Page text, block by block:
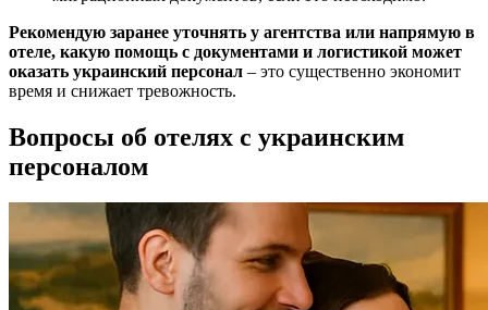
Рекомендую заранее уточнять у агентства или напрямую в
отеле, какую помощь с документами и логистикой может
оказать украинский персонал – это существенно экономит
время и снижает тревожность.
Вопросы об отелях с украинским
персоналом